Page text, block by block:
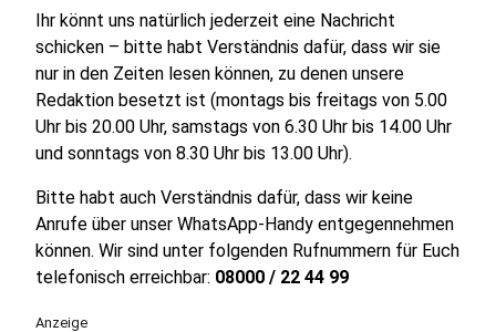
Ihr könnt uns natürlich jederzeit eine Nachricht
schicken – bitte habt Verständnis dafür, dass wir sie
nur in den Zeiten lesen können, zu denen unsere
Redaktion besetzt ist (montags bis freitags von 5.00
Uhr bis 20.00 Uhr, samstags von 6.30 Uhr bis 14.00 Uhr
und sonntags von 8.30 Uhr bis 13.00 Uhr).
Bitte habt auch Verständnis dafür, dass wir keine
Anrufe über unser WhatsApp-Handy entgegennehmen
können. Wir sind unter folgenden Rufnummern für Euch
telefonisch erreichbar: 08000 / 22 44 99
Anzeige